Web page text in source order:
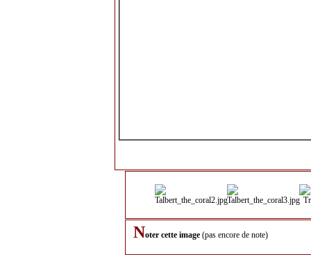
Noter cette image (pas encore de note)